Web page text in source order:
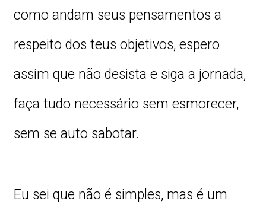
como andam seus pensamentos a
respeito dos teus objetivos, espero
assim que não desista e siga a jornada,
faça tudo necessário sem esmorecer,
sem se auto sabotar.
Eu sei que não é simples, mas é um